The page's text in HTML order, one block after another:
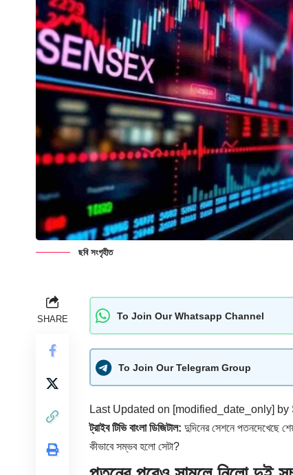
ছবি সংগৃহীত
SHARE To Join Our Whatsapp Channel
To Join Our Telegram Group
Last Updated on [modified_date_only] by
ট্রাইব টিভি বাংলা ডিজিটাল: দুদিনের সেশনে পতনদেখেছে
কীভাবে সম্ভব হলো সেটা?